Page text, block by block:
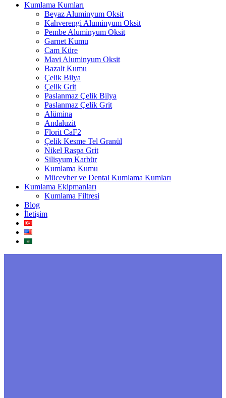
Kumlama Kumları
Beyaz Aluminyum Oksit
Kahverengi Aluminyum Oksit
Pembe Aluminyum Oksit
Garnet Kumu
Cam Küre
Mavi Aluminyum Oksit
Bazalt Kumu
Çelik Bilya
Çelik Grit
Paslanmaz Çelik Bilya
Paslanmaz Çelik Grit
Alümina
Andaluzit
Florit CaF2
Çelik Kesme Tel Granül
Nikel Raspa Grit
Silisyum Karbür
Kumlama Kumu
Mücevher ve Dental Kumlama Kumları
Kumlama Ekipmanları
Kumlama Filtresi
Blog
İletişim